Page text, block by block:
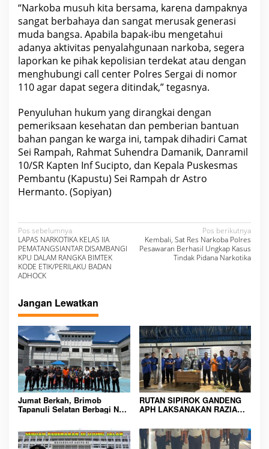
“Narkoba musuh kita bersama, karena dampaknya
sangat berbahaya dan sangat merusak generasi
muda bangsa. Apabila bapak-ibu mengetahui
adanya aktivitas penyalahgunaan narkoba, segera
laporkan ke pihak kepolisian terdekat atau dengan
menghubungi call center Polres Sergai di nomor
110 agar dapat segera ditindak,” tegasnya.
Penyuluhan hukum yang dirangkai dengan
pemeriksaan kesehatan dan pemberian bantuan
bahan pangan ke warga ini, tampak dihadiri Camat
Sei Rampah, Rahmat Suhendra Damanik, Danramil
10/SR Kapten Inf Sucipto, dan Kepala Puskesmas
Pembantu (Kapustu) Sei Rampah dr Astro
Hermanto. (Sopiyan)
N
a
v
i
g
a
s
i
p
o
s
Pos sebelumnya
LAPAS NARKOTIKA KELAS IIA
PEMATANGSIANTAR DISAMBANGI
KPU DALAM RANGKA BIMTEK
KODE ETIK/PERILAKU BADAN
ADHOCK
Pos berikutnya
Kembali, Sat Res Narkoba Polres
Pesawaran Berhasil Ungkap Kasus
Tindak Pidana Narkotika
Jangan Lewatkan
Jumat Berkah, Brimob
Tapanuli Selatan Berbagi Nasi
Rutan Kelas IIB Sipirok
RUTAN SIPIROK GANDENG
APH LAKSANAKAN RAZIA
KOMITMEN CIPTAKAN
LINGKUNGAN
PEMASYARAKATAN YANG